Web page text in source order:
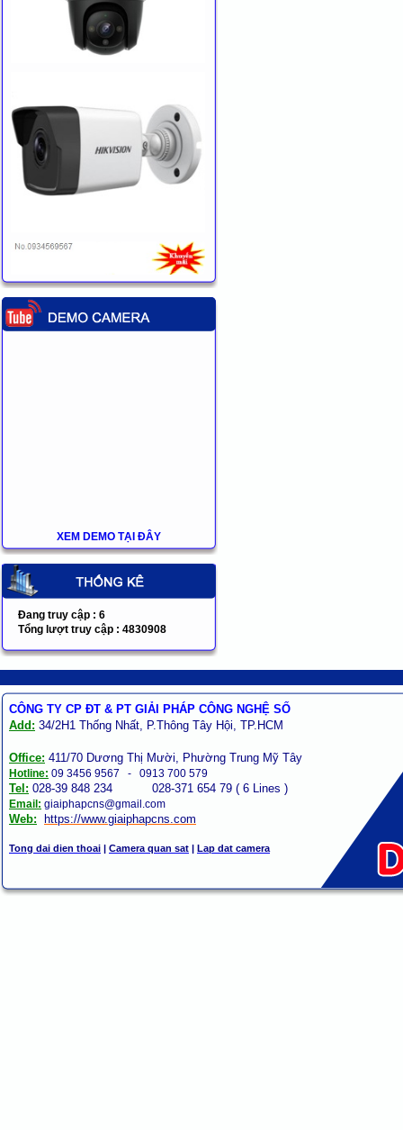
XEM DEMO TẠI ĐÂY
Đang truy cập : 6
Tổng lượt truy cập : 4830908
CÔNG TY CP ĐT & PT GIẢI PHÁP CÔNG NGHỆ SỐ
Add: 34/2H1 Thống Nhất, P.Thông Tây Hội, TP.HCM
Office: 411/70 Dương Thị Mười, Phường Trung Mỹ Tây
Hotline: 09 3456 9567 - 0913 700 579
Tel: 028-39 848 234 028-371 654 79 ( 6 Lines )
Email: giaiphapcns@gmail.com
Web: https://www.giaiphapcns.com
Tong dai dien thoai | Camera quan sat | Lap dat camera